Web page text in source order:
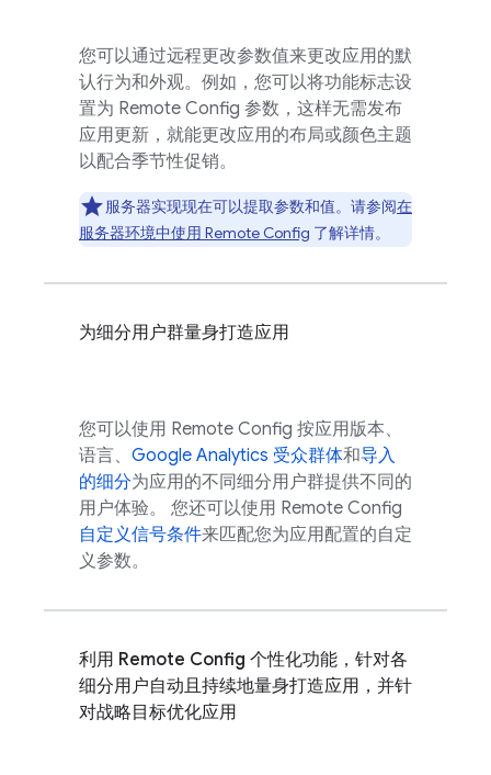
您可以通过远程更改参数值来更改应用的默
认行为和外观。例如，您可以将功能标志设
置为 Remote Config 参数，这样无需发布
应用更新，就能更改应用的布局或颜色主题
以配合季节性促销。
服务器实现现在可以提取参数和值。请参阅在
服务器环境中使用 Remote Config 了解详情。
为细分用户群量身打造应用
您可以使用 Remote Config 按应用版本、
语言、 Google Analytics 受众群体和导入
的细分为应用的不同细分用户群提供不同的
用户体验。 您还可以使用 Remote Config
自定义信号条件来匹配您为应用配置的自定
义参数。
利用 Remote Config 个性化功能，针对各
细分用户自动且持续地量身打造应用，并针
对战略目标优化应用